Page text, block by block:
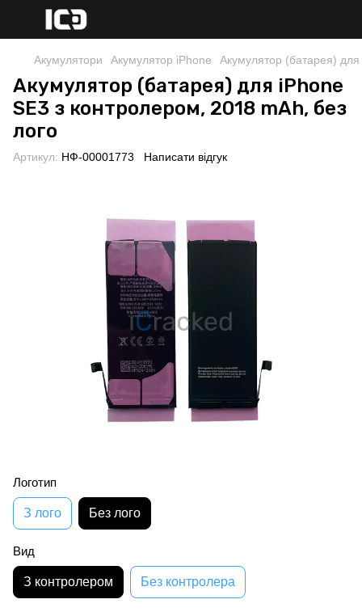
Акумулятори Акумулятор iPhone Акумулятор (батарея)
Акумулятор (батарея) для iPhone
SE3 з контролером, 2018 mAh, без
лого
Артикул: НФ-00001773 Написати відгук
Логотип
З лого Без лого
Вид
З контролером Без контролера